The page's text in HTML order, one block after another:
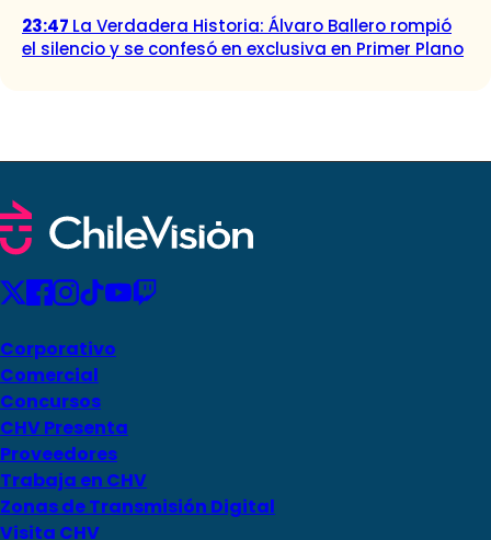
23:47 La Verdadera Historia: Álvaro Ballero rompió
el silencio y se confesó en exclusiva en Primer Plano
Corporativo
Comercial
Concursos
CHV Presenta
Proveedores
Trabaja en CHV
Zonas de Transmisión Digital
Visita CHV